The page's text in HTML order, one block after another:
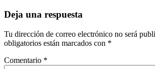
Deja una respuesta
Tu dirección de correo electrónico no será
obligatorios están marcados con *
Comentario *